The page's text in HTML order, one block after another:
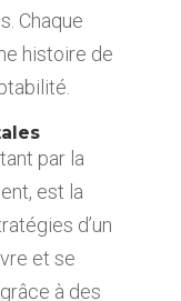
Chaque
histoire de
par la
est la
d’un
et se
à des